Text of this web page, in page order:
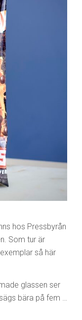
hos Pressbyrån
Som tur är
så här
glassen ser
bära på fem …